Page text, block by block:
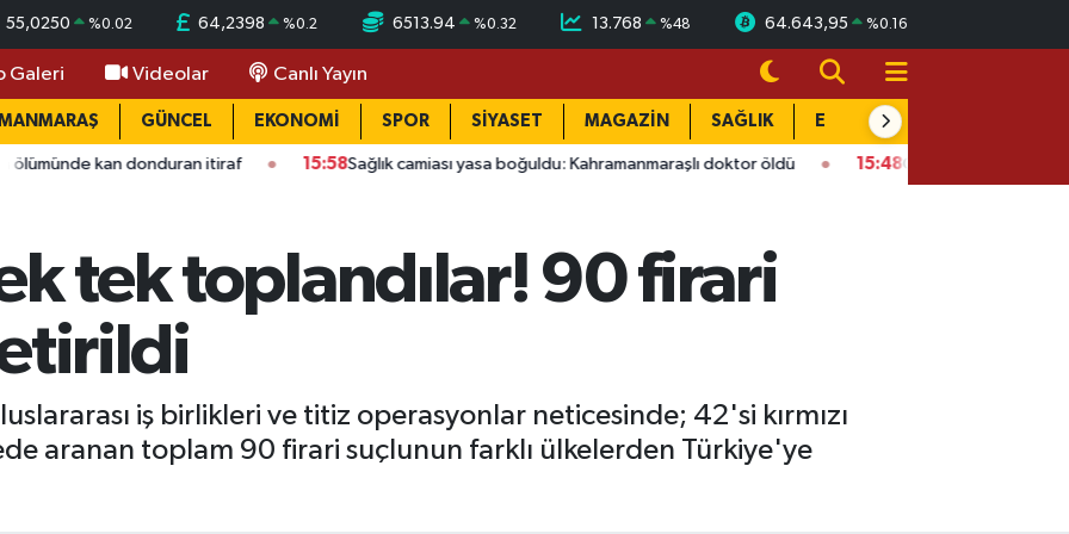
55,0250 %0.02 64,2398 %0.2 6513.94 %0.32 13.768 %48 64.643,95 %0.16
Galeri Videolar Canlı Yayın
GÜNCEL EKONOMİ SPOR SİYASET MAGAZİN SAĞLIK EĞİTİM
donduran itiraf 15:58Sağlık camiası yasa boğuldu: Kahramanmaraşlı doktor öldü 15:48Onikişubat’ta ücretsiz üniversite
tek toplandılar! 90 firari
iş birlikleri ve titiz operasyonlar neticesinde; 42'si kırmızı
aranan toplam 90 firari suçlunun farklı ülkelerden Türkiye'ye